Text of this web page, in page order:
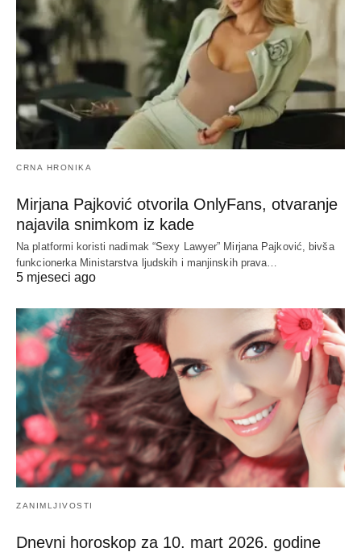
CRNA HRONIKA
Mirjana Pajković otvorila OnlyFans, otvaranje
najavila snimkom iz kade
Na platformi koristi nadimak “Sexy Lawyer” Mirjana Pajković, bivša
funkcionerka Ministarstva ljudskih i manjinskih prava…
5 mjeseci ago
ZANIMLJIVOSTI
Dnevni horoskop za 10. mart 2026. godine